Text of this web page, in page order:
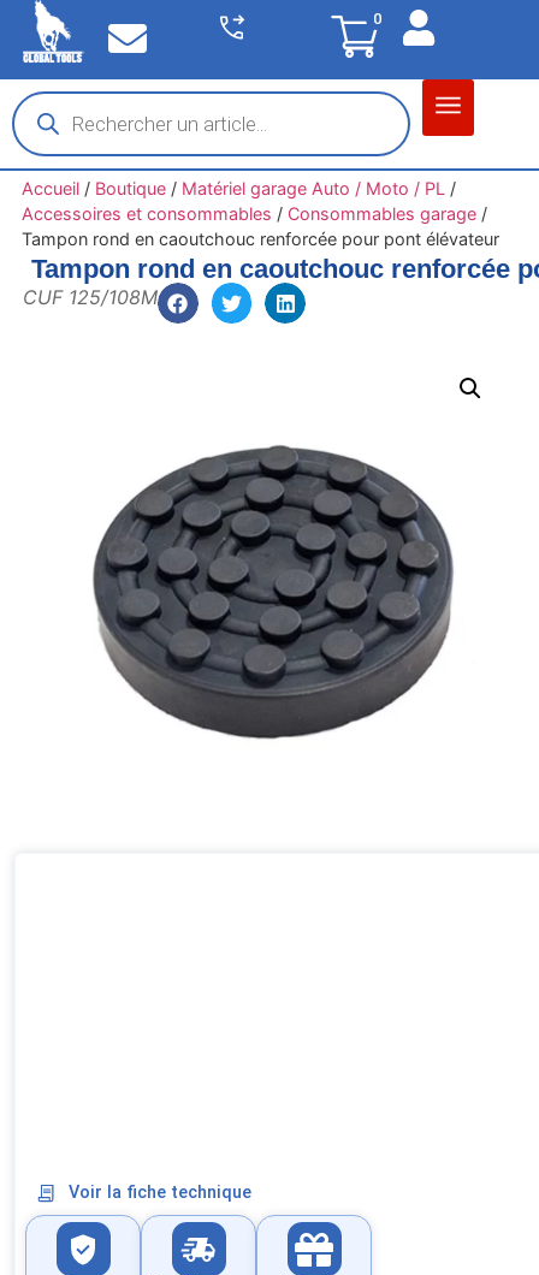
0
Accueil/ Boutique/ Matériel garage Auto / Moto / PL /
Accessoires et consommables / Consommables garage/
Tampon rond en caoutchouc renforcée pour pont élévateur
Tampon rond en caoutchouc renforcée
CUF 125/108M
Voir la fiche technique